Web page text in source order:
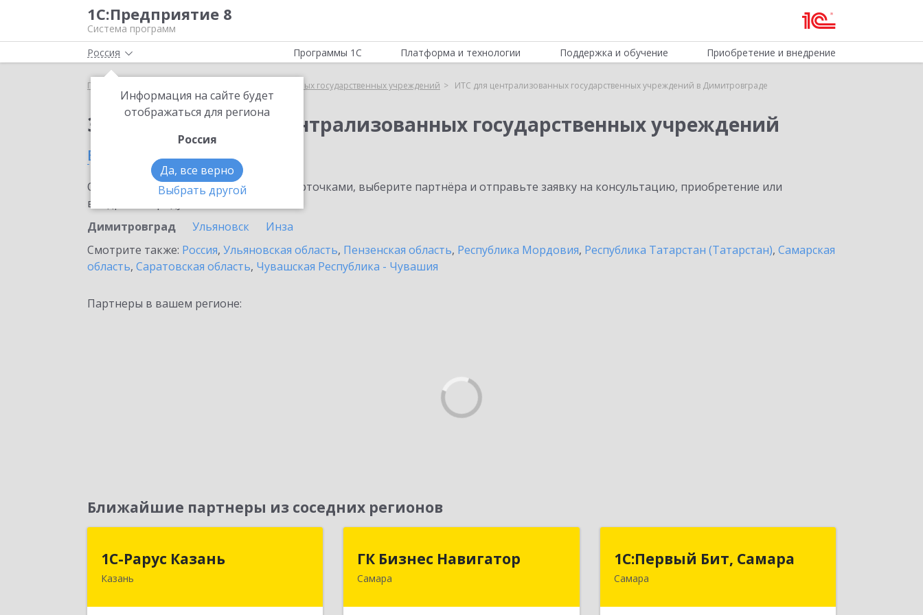
1С:Предприятие 8
Система программ
Россия
Информация на сайте будет
отображаться для региона
Россия
Да, все верно
Выбрать другой
Программы 1С Платформа и технологии Поддержка и обучение Приобретение и внедрение
Главная ИТС для централизованных государственных учреждений ИТС для централизованных государственных учреждений в Димитровграде
Заказать ИТС для централизованных государственных учреждений
в Димитровграде
Ознакомьтесь с информационными карточками, выберите партнёра и отправьте заявку на консультацию, приобретение или
внедрение продукта.
Димитровград
Ульяновск
Инза
Смотрите также: Россия, Ульяновская область, Пензенская область, Республика Мордовия, Республика Татарстан (Татарстан), Самарская
область, Саратовская область, Чувашская Республика - Чувашия
Партнеры в вашем регионе:
Ближайшие партнеры из соседних регионов
1С-Рарус Казань
Казань420088, Татарстан Респ, Казань г,
ГК Бизнес Навигатор
Самара443080, Самарская обл, Самара г,
1С:Первый Бит, Самара
Самара
1С:Первый Бит, Самара
443013, Самарская обл, Самара г,